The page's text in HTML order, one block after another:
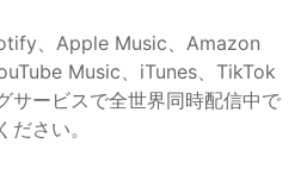
、Apple Music、Amazon
Music、iTunes、TikTok
サービスで全世界同時配信中で
さい。